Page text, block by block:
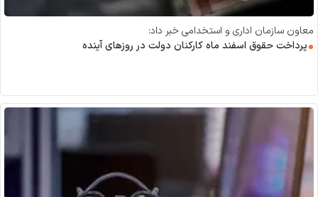
معاون سازمان اداری و استخدامی خبر داد:
پرداخت حقوق اسفند ماه کارکنان دولت در روز‌های آینده